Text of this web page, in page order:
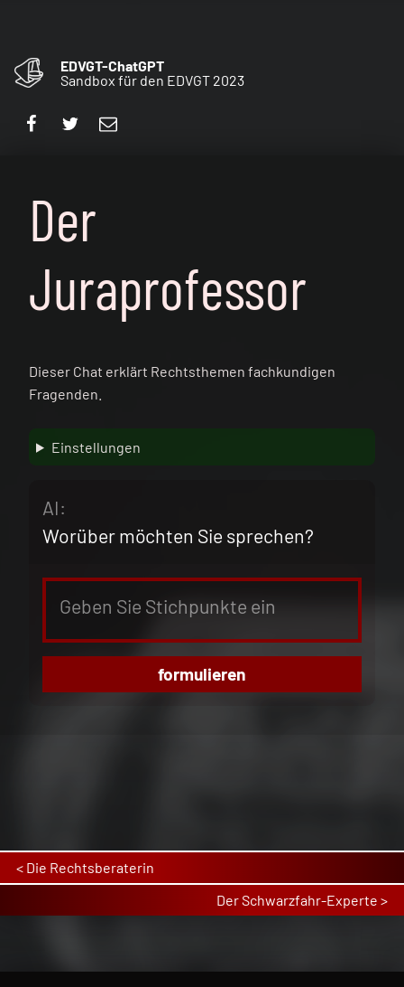
EDVGT-ChatGPT
Sandbox für den EDVGT 2023
Der
Juraprofessor
Dieser Chat erklärt Rechtsthemen fachkundigen
Fragenden.
Einstellungen
AI:
Worüber möchten Sie sprechen?
formulieren
Post navigation
Die Rechtsberaterin
Der Schwarzfahr-Experte